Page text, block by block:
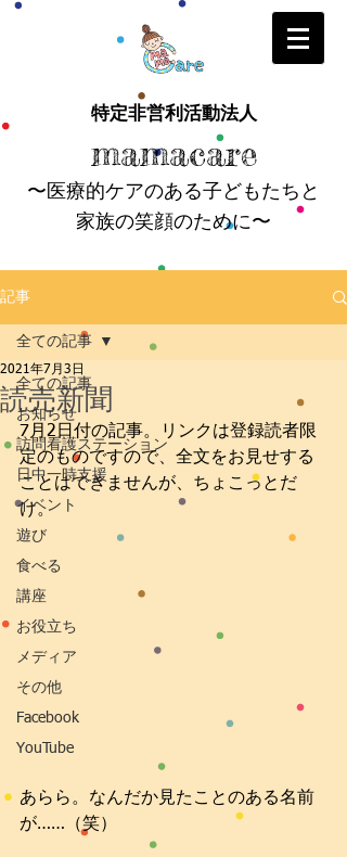
特定非営利活動法人
mamacare
〜医療的ケアのある子どもたちと
家族の笑顔のために〜
記事
全ての記事
お知らせ
訪問看護ステーション
日中一時支援
イベント
遊び
食べる
講座
お役立ち
メディア
その他
Facebook
YouTube
全ての記事
読売新聞
2021年7月3日
7月2日付の記事。リンクは登録読者限
定のものですので、全文をお見せする
ことはできませんが、ちょこっとだ
け。
あらら。なんだか見たことのある名前
が……（笑）